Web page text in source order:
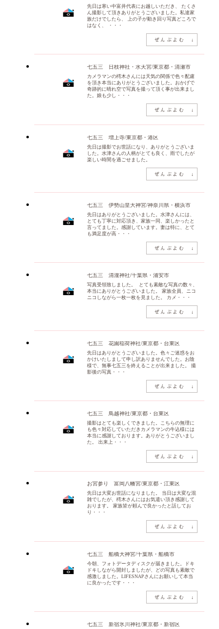
先日は寒い中富井代表にお越しいただき、 たくさ
ん撮影して頂きありがとうございました。私達家
族だけでしたら、 上の子が動き回り写真どころで
はなく、 ・・・
七五三 日枝神社・水天宮/東京都・清瀬市
カメラマンの樗木さんには天気の関係で色々配慮
を頂き本当にありがとうございました。おかげで
奇跡的に晴れ空で写真を撮って頂く事が出来まし
た。娘も少し・・・
七五三 増上寺/東京都・港区
先日は撮影でお世話になり、ありがとうございま
した。水津さんの人柄がとても良く、雨でしたが
楽しい時間を過ごせました。
七五三 伊勢山皇大神宮/神奈川県・横浜市
先日はありがとうございました。水津さんには、
とても丁寧に対応頂き、家族一同、楽しかったと
言ってました。感謝しています。妻は特に、とて
も満足度が高・・・
七五三 清瀧神社/千葉県・浦安市
写真受領致しました。 とても素敵な写真の数々、
本当にありがとうございました。 家族全員、ニコ
ニコしながら一枚一枚を見ました。 カメ・・・
七五三 花園稲荷神社/東京都・台東区
先日はありがとうございました。色々ご迷惑をお
かけいたしまして申し訳ありませんでした。お陰
様で、無事七五三を終えることが出来ました。 撮
影後の写真・・・
七五三 鳥越神社/東京都・台東区
撮影はとても楽しくできました。こちらの無理に
も色々対応していただきカメラマンの牛込様には
本当に感謝しております。ありがとうございまし
た。 出来上・・・
お宮参り 富岡八幡宮/東京都・江東区
先日は大変お世話になりました。 当日は大変な混
雑でしたが、樗木さんにはお気遣い頂き感謝して
おります。 家族皆が頼んで良かったと話してお
り・・・
七五三 船橋大神宮/千葉県・船橋市
今朝、フォトデータディスクが届きました。ドキ
ドキしながら開封しましたが、どの写真も素敵で
感激しました。LIFESNAPさんにお願いして本当
に良かったです・・・
七五三 新宿氷川神社/東京都・新宿区